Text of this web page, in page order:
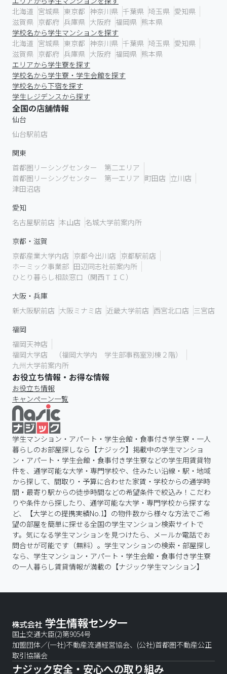
北海道 宮城県 東京都 神奈川県 千葉県 埼玉県 愛知県
滋賀県 京都府 兵庫県 大阪府 福岡県 熊本県
学校名から学生マンションを探す
北海道 宮城県 東京都 神奈川県 千葉県 埼玉県 愛知県
滋賀県 京都府 兵庫県 大阪府 福岡県 熊本県
エリアから学生寮を探す
学校名から学生寮・学生会館を探す
学校名から下宿を探す
学生レジデンスから探す
全国の店舗情報
仙台
仙台駅前店
関東
首都圏リーシングセンター 第二エリア
首都圏リーシングセンター 第一エリア 町田店 立川店
津田沼店
愛知
名古屋駅前店 本山店 名城大学前案内所
京都・滋賀
京都産業大学内店 京都今出川店 京都駅前店
ホーミック事業部 田辺同志社前案内所
ひとり暮らし相談窓口（関西ＴＩＣ）
大阪・兵庫
新大阪駅前店 大阪ミナミ店 近畿大学前店 西宮北口店 三宮店
福岡
福岡天神店
福岡大学店 （福岡大学内 学生部事務室別棟２階）
九州大学前案内所
お役立ち情報・お得な情報
お役立ち情報
キャンペーン一覧
学生マンション・アパート・学生会館・食事付き学生寮・一人
暮らしのお部屋探しなら【ナジック】掲載中の学生マンショ
ン・アパート・学生会館・食事付き学生寮などの学生用賃貸物
件を、通学可能な大学・専門学校や、住みたい沿線・駅・地域
から探して、間取り・予算に合わせた家賃・学校からの通学時
間・最寄り駅からの徒歩時間などの希望条件で絞込み！こだわ
りや条件から探したり、通学可能な大学・専門学校から探すな
ど、【大学との提携実績No.1】の物件数から様々な方法でご希
望の部屋を簡単に探せる全国の学生マンション検索サイトで
す。気になる学生マンションを見つけたら、メールか電話でお
問合せが可能です（無料）。学生マンションの検索・部屋探し
なら、学生マンション・アパート・学生会館・食事付き学生寮
の一人暮らし賃貸情報が満載の【ナジック学生マンション】
国土交通大臣(2)第9054号
加盟団体／(一社)不動産流通経営協会、(公社)首都圏不動産公正
取引協議会
ナジック安全・安心への取り組み